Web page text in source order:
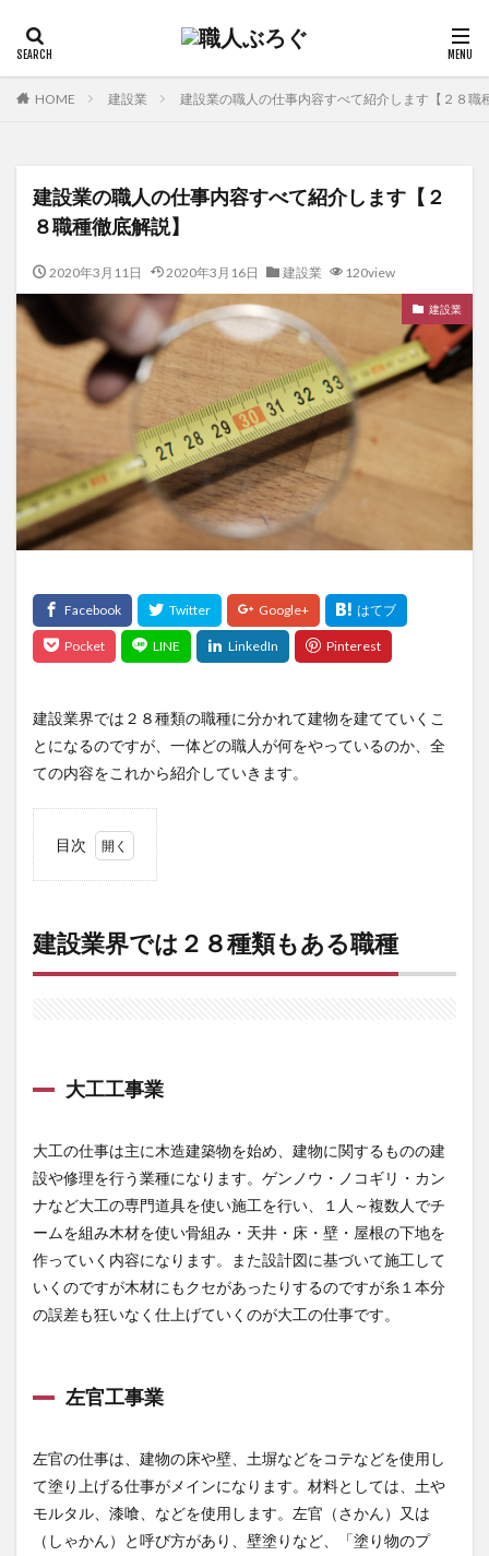
HOME 建設業 建設業の職人の仕事内容すべて紹介します【２８職
建設業の職人の仕事内容すべて紹介します【２
８職種徹底解説】
2020年3月11日 2020年3月16日 建設業 120view
建設業
建設業界では２８種類の職種に分かれて建物を建てていくこ
とになるのですが、一体どの職人が何をやっているのか、全
ての内容をこれから紹介していきます。
目次
では
２８
種類
大工
1.2
左官
工事
業
1.3
と
び・
土木
1.4
1.5
屋根
工事
業
建設業界では２８種類もある職種
大工工事業
大工の仕事は主に木造建築物を始め、建物に関するものの建
設や修理を行う業種になります。ゲンノウ・ノコギリ・カン
ナなど大工の専門道具を使い施工を行い、１人～複数人でチ
ームを組み木材を使い骨組み・天井・床・壁・屋根の下地を
作っていく内容になります。また設計図に基づいて施工して
いくのですが木材にもクセがあったりするのですが糸１本分
の誤差も狂いなく仕上げていくのが大工の仕事です。
左官工事業
左官の仕事は、建物の床や壁、土塀などをコテなどを使用し
て塗り上げる仕事がメインになります。材料としては、土や
モルタル、漆喰、などを使用します。左官（さかん）又は
（しゃかん）と呼び方があり、壁塗りなど、「塗り物のプ